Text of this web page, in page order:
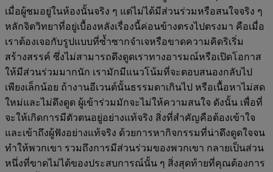
เมื่อผู้ชมอยู่ในห้องนั้นจริง ๆ แต่ไม่ได้มีส่วนร่วมหรือสนใจจริง ๆ
หลักจิตวิทยาที่อยู่เบื้องหลังเรื่องนี้ค่อนข้างตรงไปตรงมา คือเมื่อ
เราต้องเจอกับรูปแบบที่ซ้ำซากจำเจหรือขาดความคิดริเริ่ม
สร้างสรรค์ ซึ่งไม่สามารถดึงดูดเราทางอารมณ์หรือเปิดโอกาส
ให้มีส่วนร่วมมากนัก เรามักมีแนวโน้มที่จะตอบสนองกลับไป
เพียงเล็กน้อย ถ้างานอีเวนต์นั้นธรรมดาเกินไป หรือเนื้อหาไม่สด
ใหม่และไม่ดึงดูด ผู้เข้าร่วมมักจะไม่ให้ความสนใจ ดังนั้น เพื่อที่
จะให้เกิดการมีตัวตนอยู่อย่างแท้จริง สิ่งที่สำคัญคือต้องเข้าใจ
และเข้าถึงผู้ฟังอย่างแท้จริง ด้วยการหากิจกรรมที่น่าดึงดูดใจจน
ทำให้พวกเขา รวมถึงการมีส่วนร่วมของพวกเขา กลายเป็นส่วน
หนึ่งที่ขาดไม่ได้ของประสบการณ์นั้น ๆ สิ่งสุดท้ายที่คุณต้องการ